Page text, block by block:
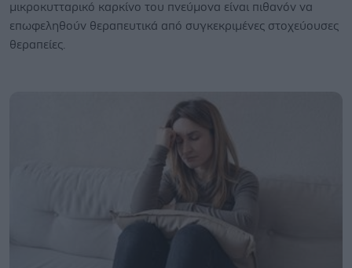
μικροκυτταρικό καρκίνο του πνεύμονα είναι πιθανόν να
επωφεληθούν θεραπευτικά από συγκεκριμένες στοχεύουσες
θεραπείες.